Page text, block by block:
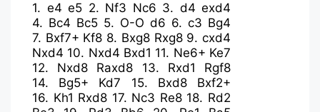
1. e4 e5 2. Nf3 Nc6 3. d4 exd4
4. Bc4 Bc5 5. O-O d6 6. c3 Bg4
7. Bxf7+ Kf8 8. Bxg8 Rxg8 9.cxd4
Nxd4 10. Nxd4 Bxd1 11. Ne6+ Ke7
12. Nxd8 Raxd8 13. Rxd1
Rgf8
14. Bg5+ Kd7 15. Bxd8
Bxf2+
16. Kh1 Rxd8 17. Nc3 Re8 18. Rd2